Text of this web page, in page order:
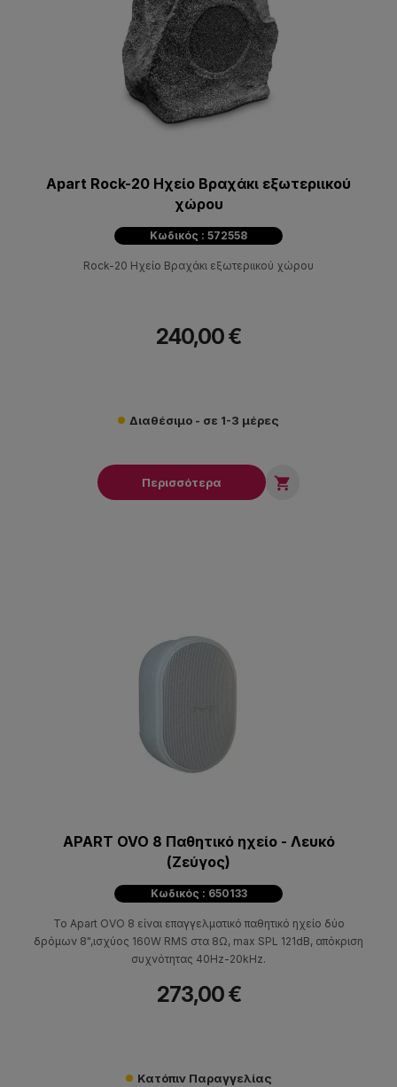
Apart Rock-20 Ηχείο Βραχάκι εξωτεριικού
χώρου
Κωδικός : 572558
Rock-20 Ηχείο Βραχάκι εξωτεριικού χώρου
240,00 €
Διαθέσιμο - σε 1-3 μέρες
Περισσότερα 
APART OVO 8 Παθητικό ηχείο - Λευκό
(Ζεύγος)
Κωδικός : 650133
Το Apart OVO 8 είναι επαγγελματικό παθητικό ηχείο δύο
δρόμων 8",ισχύος 160W RMS στα 8Ω, max SPL 121dB, απόκριση
συχνότητας 40Hz-20kHz.
273,00 €
Κατόπιν Παραγγελίας